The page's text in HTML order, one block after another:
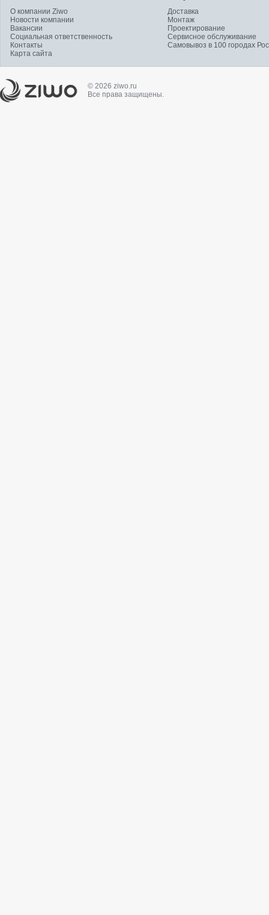
О компании Ziwo
Новости компании
Вакансии
Социальная ответственность
Контакты
Карта сайта
Доставка
Монтаж
Проектирование
Сервисное обслуживание
Самовывоз в 100 городах
© 2026 ziwo.ru
Все права защищены.